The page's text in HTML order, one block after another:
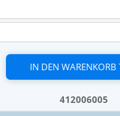
IN DEN WARENKORB
412006005